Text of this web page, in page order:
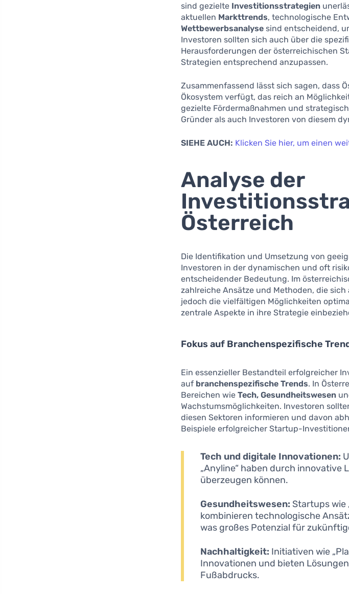
sind gezielte Investitionsstrategien
aktuellen Markttrends, technologische
Wettbewerbsanalyse sind entscheidend,
Investoren sollten sich auch über die
Herausforderungen der österreichischen
Strategien entsprechend anzupassen.
Zusammenfassend lässt sich sagen, dass
Ökosystem verfügt, das reich an
gezielte Fördermaßnahmen und
Gründer als auch Investoren von diesem
SIEHE AUCH: Klicken Sie hier, um einen
Analyse der
Österreich
Die Identifikation und Umsetzung von
Investoren in der dynamischen und oft
entscheidender Bedeutung. Im
zahlreiche Ansätze und Methoden, die
jedoch die vielfältigen Möglichkeiten
zentrale Aspekte in ihre Strategie
Fokus auf Branchenspezifische
Ein essenzieller Bestandteil erfolgreicher
auf branchenspezifische Trends. In
Bereichen wieTech, Gesundheitswesen
Wachstumsmöglichkeiten. Investoren
diesen Sektoren informieren und davon
Beispiele erfolgreicher Startup-
Tech und digitale Innovationen:
„Anyline“ haben durch innovative
überzeugen können.
Gesundheitswesen: Startups wie
kombinieren technologische
was großes Potenzial für
Nachhaltigkeit: Initiativen wie
Innovationen und bieten
Fußabdrucks.